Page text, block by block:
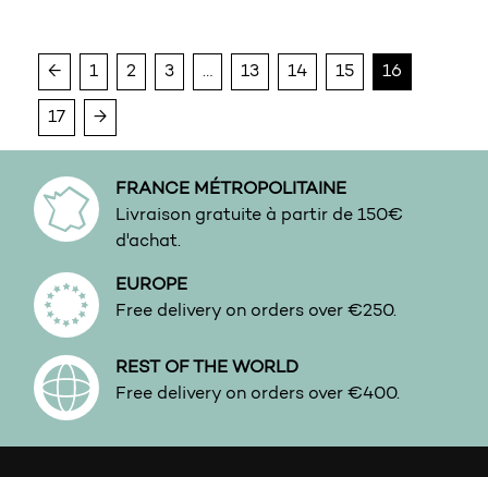
Vanille
Vert
Vetiver
← 1 2 3 … 13 14 15 16
17 →
FRANCE MÉTROPOLITAINE
Livraison gratuite à partir de 150€
d'achat.
EUROPE
Free delivery on orders over €250.
REST OF THE WORLD
Free delivery on orders over €400.